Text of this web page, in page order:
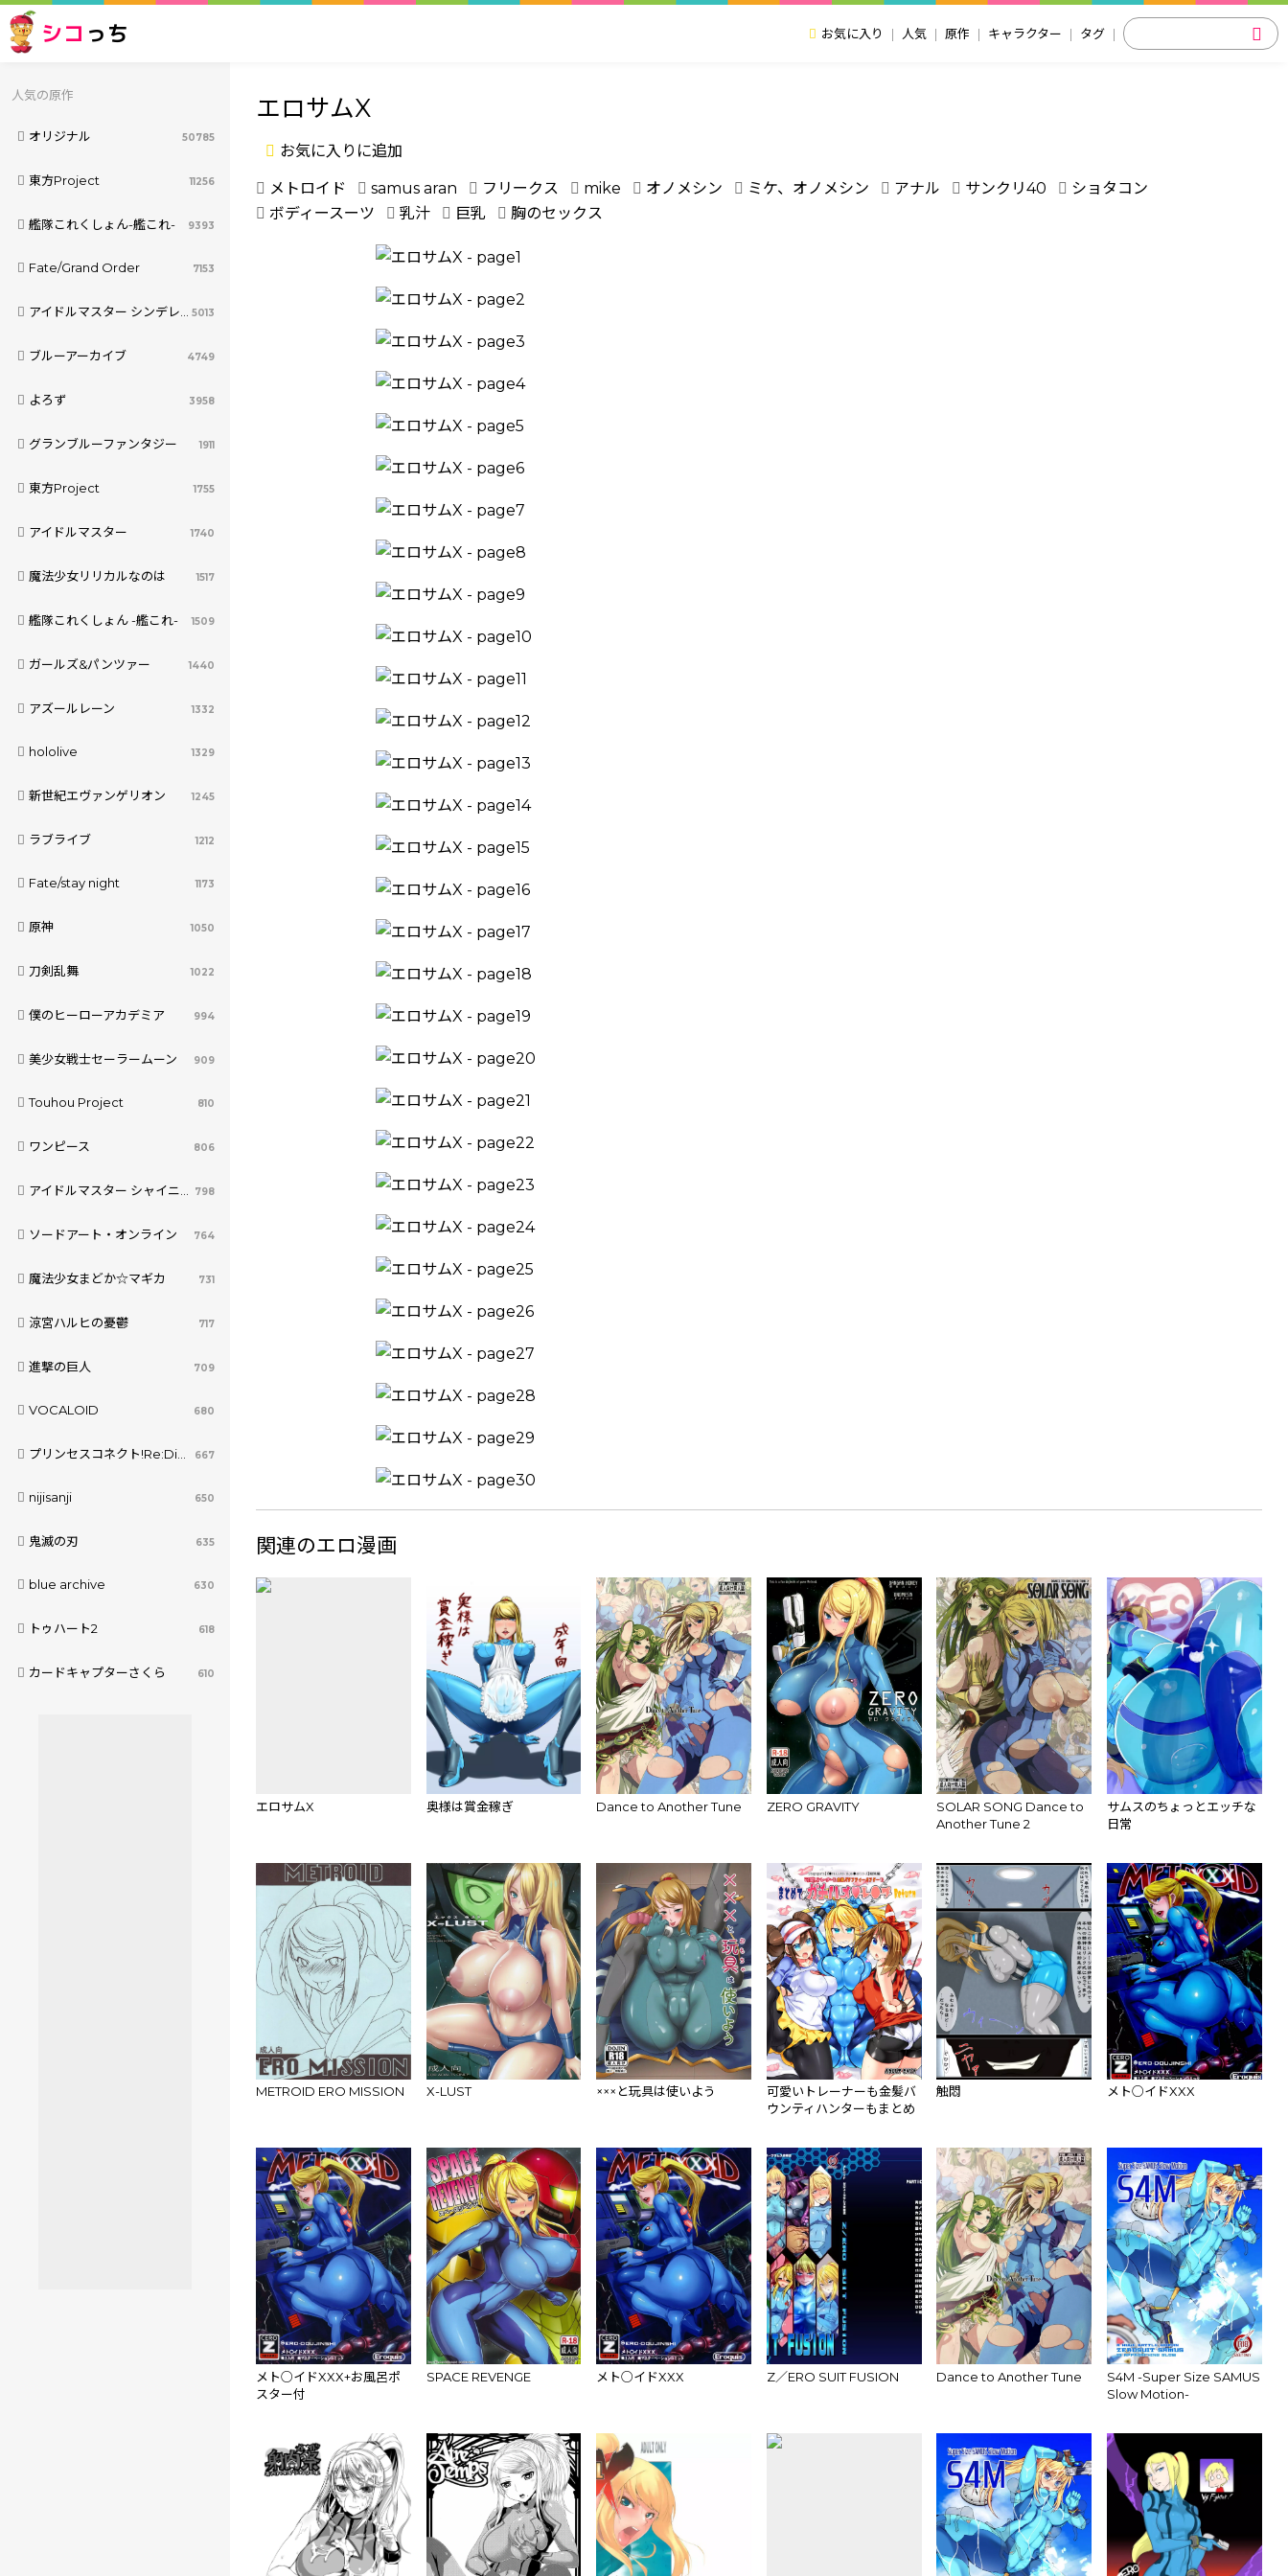
シコ っち お気に入り 人気 原作 キャラクター タグ
人気の原作
オリジナル 50785
東方Project 11256
艦隊これくしょん-艦これ- 9393
Fate/Grand Order 7153
アイドルマスター シンデレラガールズ 5013
ブルーアーカイブ 4749
よろず 3958
グランブルーファンタジー 1911
東方Project 1755
アイドルマスター 1740
魔法少女リリカルなのは 1517
艦隊これくしょん -艦これ- 1509
ガールズ&パンツァー 1440
アズールレーン 1332
hololive 1329
新世紀エヴァンゲリオン 1245
ラブライブ 1212
Fate/stay night 1173
原神 1050
刀剣乱舞 1022
僕のヒーローアカデミア 994
美少女戦士セーラームーン 909
Touhou Project 810
ワンピース 806
アイドルマスター シャイニーカラーズ 798
ソードアート・オンライン 764
魔法少女まどか☆マギカ 731
涼宮ハルヒの憂鬱 717
進撃の巨人 709
VOCALOID 680
プリンセスコネクト!Re:Dive 667
nijisanji 650
鬼滅の刃 635
blue archive 630
トゥハート2 618
カードキャプターさくら 610
エロサムX
お気に入りに追加
メトロイド samus aran フリークス mike オノメシン ミケ、オノメシン アナル サンクリ40
ショタコン
ボディースーツ
乳汁 巨乳 胸のセックス
関連のエロ漫画
エロサムX 奥様は賞金稼ぎ Dance to Another Tune ZERO GRAVITY
SOLAR SONG Dance to
Another Tune 2
サムスのちょっとエッチな
日常
METROID ERO MISSION X-LUST ×××と玩具は使いよう
可愛いトレーナーも金髪バ
ウンティハンターもまとめ
触悶 メト○イドXXX
メト○イドXXX+お風呂ポ
スター付
SPACE REVENGE メト○イドXXX Z／ERO SUIT FUSION Dance to Another Tune
S4M -Super Size SAMUS
Slow Motion-